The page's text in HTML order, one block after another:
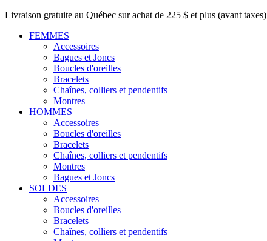
Livraison gratuite au Québec sur achat de 225 $ et plus (avant taxes)
FEMMES
Accessoires
Bagues et Joncs
Boucles d'oreilles
Bracelets
Chaînes, colliers et pendentifs
Montres
HOMMES
Accessoires
Boucles d'oreilles
Bracelets
Chaînes, colliers et pendentifs
Montres
Bagues et Joncs
SOLDES
Accessoires
Boucles d'oreilles
Bracelets
Chaînes, colliers et pendentifs